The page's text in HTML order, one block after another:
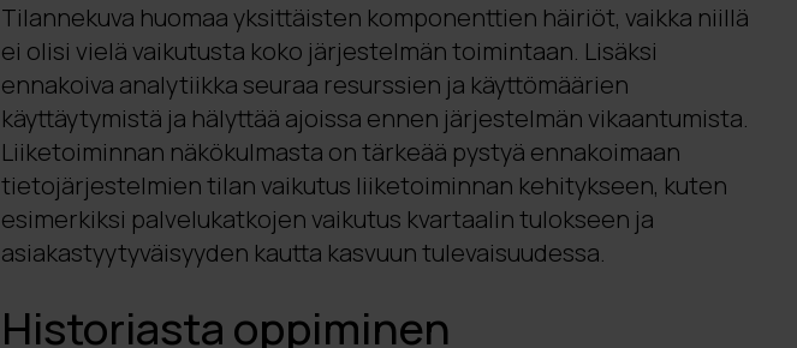
Tilannekuva huomaa yksittäisten komponenttien häiriöt, vaikka niillä
ei olisi vielä vaikutusta koko järjestelmän toimintaan. Lisäksi
ennakoiva analytiikka seuraa resurssien ja käyttömäärien
käyttäytymistä ja hälyttää ajoissa ennen järjestelmän vikaantumista.
Liiketoiminnan näkökulmasta on tärkeää pystyä ennakoimaan
tietojärjestelmien tilan vaikutus liiketoiminnan kehitykseen, kuten
esimerkiksi palvelukatkojen vaikutus kvartaalin tulokseen ja
asiakastyytyväisyyden kautta kasvuun tulevaisuudessa.
Historiasta oppiminen